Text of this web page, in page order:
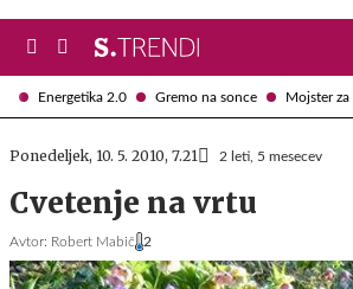
Energetika 2.0 Gremo na sonce Mojster za
Ponedeljek, 10. 5. 2010, 7.21 2 leti, 5 mesecev
Cvetenje na vrtu
Avtor: Robert Mabič 2